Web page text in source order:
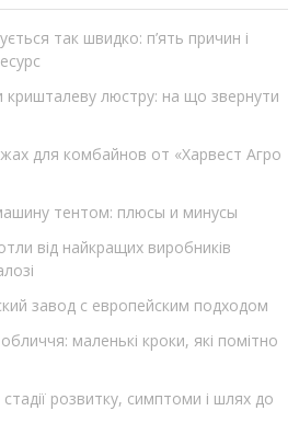
так швидко: п’ять причин і
кришталеву люстру: на що звернути
для комбайнов от «Харвест Агро
тентом: плюсы и минусы
від найкращих виробників
завод с европейским подходом
маленькі кроки, які помітно
розвитку, симптоми і шлях до